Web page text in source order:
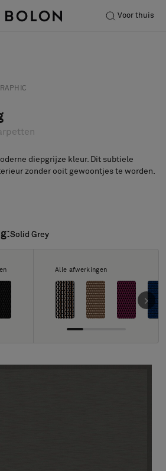
Voor thuis
Designers
diepgrijze kleur. Dit subtiele
zonder ooit gewoontjes te worden.
Solid Grey
Solid Grey
Alle afwerkingen